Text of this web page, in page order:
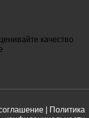
|
Политика